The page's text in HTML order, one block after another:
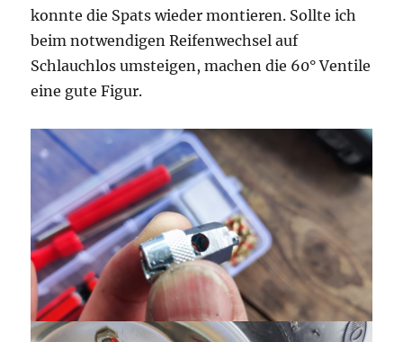
konnte die Spats wieder montieren. Sollte ich
beim notwendigen Reifenwechsel auf
Schlauchlos umsteigen, machen die 60° Ventile
eine gute Figur.